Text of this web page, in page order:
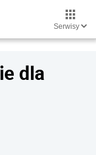
Serwisy
dla